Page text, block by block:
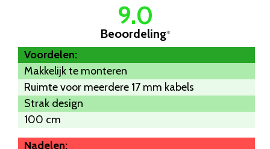
9.0
Beoordeling*
Voordelen:
Makkelijk te monteren
Ruimte voor meerdere 17 mm kabels
Strak design
100 cm
Nadelen: